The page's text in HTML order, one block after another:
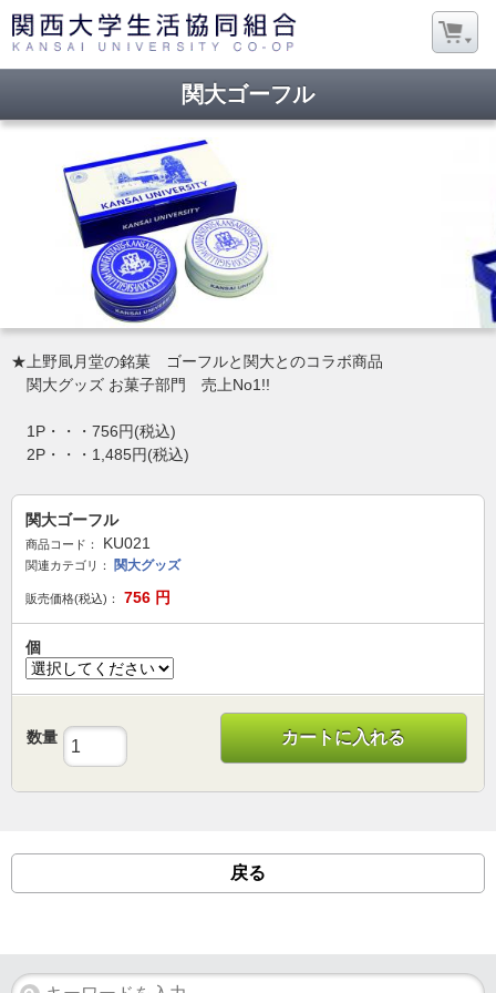
関大ゴーフル
★上野凬月堂の銘菓 ゴーフルと関大とのコラボ商品
関大グッズ お菓子部門 売上No1!!
1P・・・756円(税込)
2P・・・1,485円(税込)
関大ゴーフル
商品コード： KU021
関連カテゴリ： 関大グッズ
販売価格(税込)： 756 円
個
数量 カートに入れる
戻る